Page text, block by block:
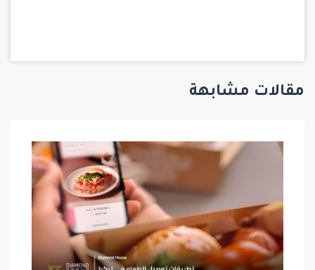
مقالات مشابهة